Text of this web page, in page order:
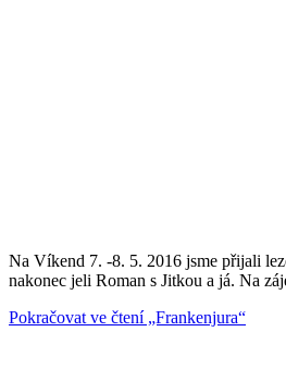
Na Víkend 7. -8. 5. 2016 jsme přijali
nakonec jeli Roman s Jitkou a já. Na
Pokračovat ve čtení„Frankenjura“